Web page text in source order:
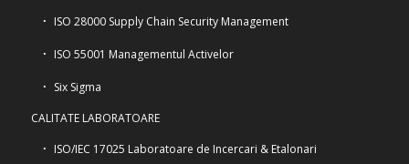
ISO 28000 Supply Chain Security Management
ISO 55001 Managementul Activelor
Six Sigma
CALITATE LABORATOARE
ISO/IEC 17025 Laboratoare de Incercari & Etalonari